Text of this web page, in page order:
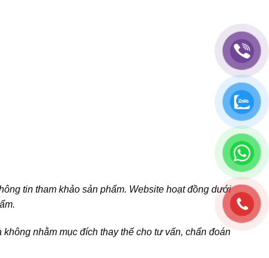
tin tham khảo sản phẩm. Website hoạt đồng dưới
nhằm mục đích thay thế cho tư vấn, chẩn đoán